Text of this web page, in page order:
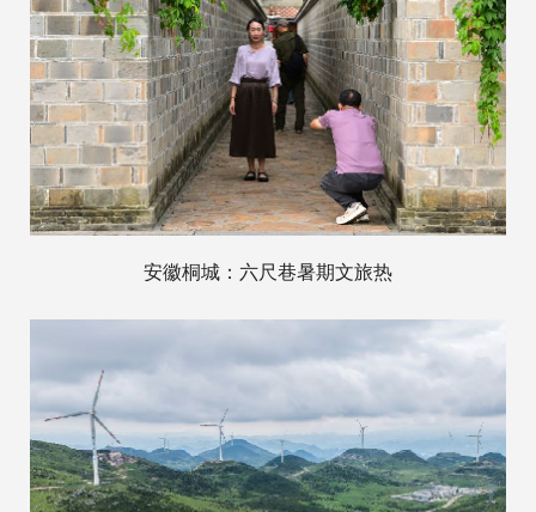
安徽桐城：六尺巷暑期文旅热